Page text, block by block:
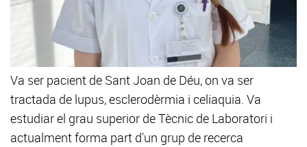
Va ser pacient de Sant Joan de Déu, on va ser
tractada de lupus, esclerodèrmia i celiaquia. Va
estudiar el grau superior de Tècnic de Laboratori i
actualment forma part d'un grup de recerca